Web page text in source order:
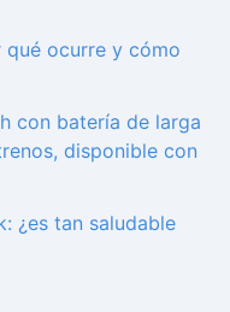
qué ocurre y cómo
con batería de larga
disponible con
¿es tan saludable